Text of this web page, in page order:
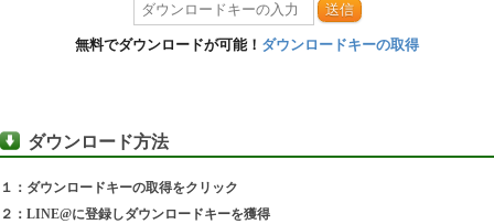
送信
無料でダウンロードが可能！ ダウンロードキーの取得
ダウンロード方法
１：ダウンロードキーの取得をクリック
２：LINE@に登録しダウンロードキーを獲得